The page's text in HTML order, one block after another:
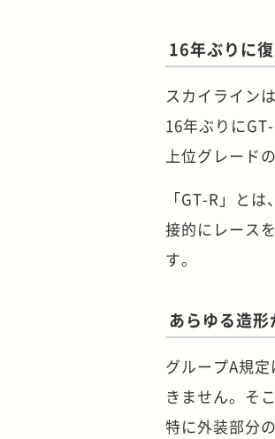
16年ぶりに
スカイライン
16年ぶりに
上位グレード
「GT-R」と
接的にレース
す。
あらゆる造
グループA規
きません。そ
特に外装部分